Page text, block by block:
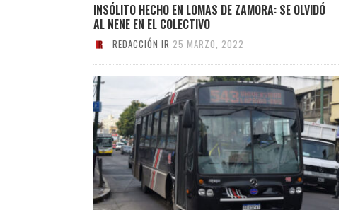
INSÓLITO HECHO EN LOMAS DE ZAMORA: SE OLVIDÓ
AL NENE EN EL COLECTIVO
REDACCIÓN IR 25 MARZO, 2022